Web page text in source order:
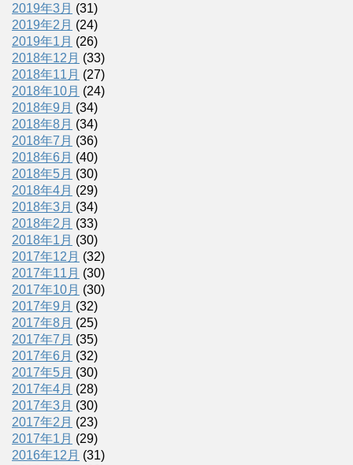
2019年3月 (31)
2019年2月 (24)
2019年1月 (26)
2018年12月 (33)
2018年11月 (27)
2018年10月 (24)
2018年9月 (34)
2018年8月 (34)
2018年7月 (36)
2018年6月 (40)
2018年5月 (30)
2018年4月 (29)
2018年3月 (34)
2018年2月 (33)
2018年1月 (30)
2017年12月 (32)
2017年11月 (30)
2017年10月 (30)
2017年9月 (32)
2017年8月 (25)
2017年7月 (35)
2017年6月 (32)
2017年5月 (30)
2017年4月 (28)
2017年3月 (30)
2017年2月 (23)
2017年1月 (29)
2016年12月 (31)